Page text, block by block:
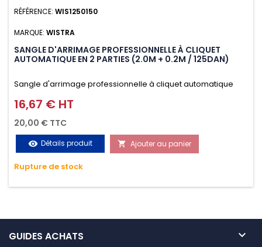
RÉFÉRENCE: WIS1250150
MARQUE: WISTRA
SANGLE D'ARRIMAGE PROFESSIONNELLE À CLIQUET
AUTOMATIQUE EN 2 PARTIES (2.0M + 0.2M / 125DAN)
Sangle d'arrimage professionnelle à cliquet automatique
avec crochet S en 2 parties (2.0M + 0.2M / 125daN), simple et
rapide d'utilisation. Permet d'arrimer et de sécuriser
vos chargements pendant le transport. Matière polyester
très résistante aux UV et aux variations de températures,
n'absorbe pas l'eau.
Prix
16,67 € HT
20,00 € TTC
visibility Détails produit  Ajouter au panier
Rupture de stock
GUIDES ACHATS 